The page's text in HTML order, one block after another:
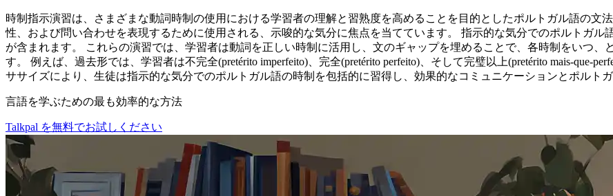
時制指示演習は、さまざまな動詞時制の使用における学習者の理解と習熟度を高めることを目的としたポルトガル語の文
性、および問い合わせを表現するために使用される、示唆的な気分に焦点を当てています。 指示的な気分でのポルトガル
が含まれます。 これらの演習では、学習者は動詞を正しい時制に活用し、文のギャップを埋めることで、各時制をいつ、
す。 例えば、過去形では、学習者は不完全(pretérito imperfeito)、完全(pretérito perfeito)、そして完璧以上(pretérito mais-que-
ササイズにより、生徒は指示的な気分でのポルトガル語の時制を包括的に習得し、効果的なコミュニケーションとポルト
言語を学ぶための最も効率的な方法
Talkpal を無料でお試しください